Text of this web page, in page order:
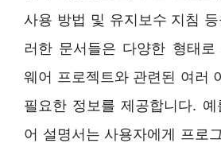
사용 방법 및 유지보수 지침
러한 문서들은 다양한 형태로
웨어 프로젝트와 관련된 여러
필요한 정보를 제공합니다.
어 설명서는 사용자에게 프로